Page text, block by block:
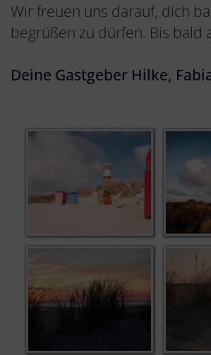
Wir freuen uns darauf, dich
begrüßen zu dürfen. Bis bald
Deine Gastgeber Hilke,